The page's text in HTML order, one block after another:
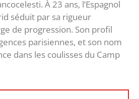
À 23 ans, l’Espagnol
séduit par sa rigueur
de progression. Son profil
parisiennes, et son nom
dans les coulisses du Camp